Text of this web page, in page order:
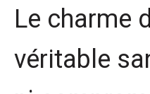
Le charme
véritable